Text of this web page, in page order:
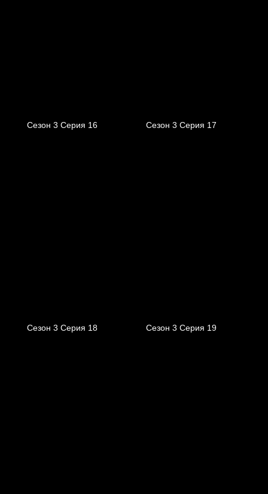
Сезон 3 Серия 16 Сезон 3 Серия 17
Сезон 3 Серия 18 Сезон 3 Серия 19